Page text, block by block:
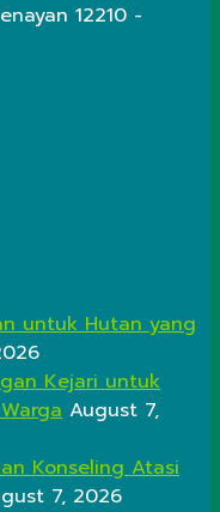
12210 -
untuk Hutan yang
Kejari untuk
August 7,
Konseling Atasi
7, 2026